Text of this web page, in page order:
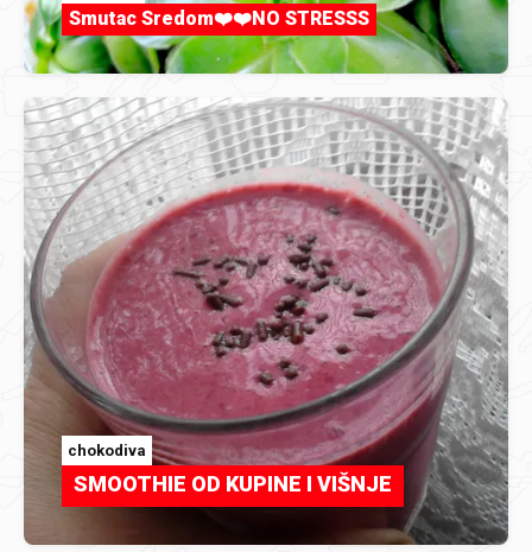
Smutac Sredom❤️❤️NO STRESSS
chokodiva
SMOOTHIE OD KUPINE I VIŠNJE